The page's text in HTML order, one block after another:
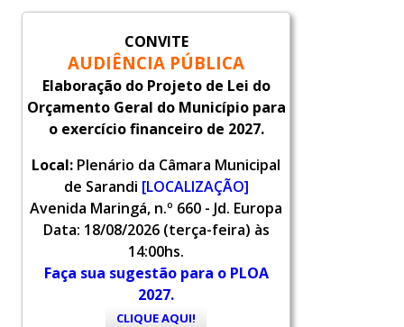
CONVITE
AUDIÊNCIA PÚBLICA
Elaboração do Projeto de Lei do
Orçamento Geral do Município para
o exercício financeiro de 2027.
Local: Plenário da Câmara Municipal
de Sarandi [LOCALIZAÇÃO]
Avenida Maringá, n.º 660 - Jd. Europa
Data: 18/08/2026 (terça-feira) às
14:00hs.
Faça sua sugestão para o PLOA
2027.
CLIQUE AQUI!